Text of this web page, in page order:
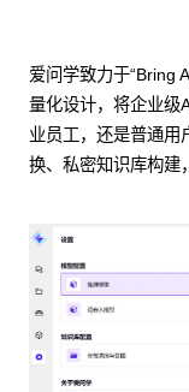
爱问学致力于“Bring
量化设计，将企业级
业员工，还是普通用
换、私密知识库构建